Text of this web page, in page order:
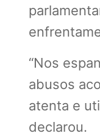
“Nos
abusos
atenta e
declarou.